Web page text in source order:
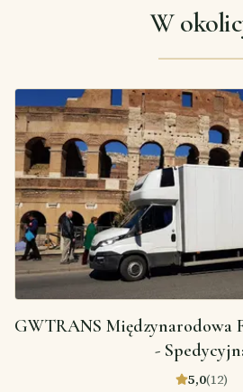
W
GWTRANS Międzynarodowa
-
5,0(12)